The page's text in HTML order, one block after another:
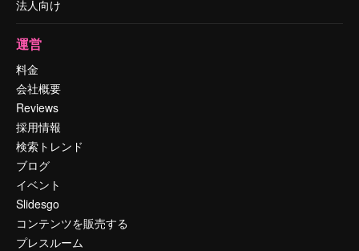
法人向け
運営
料金
会社概要
Reviews
採用情報
検索トレンド
ブログ
イベント
Slidesgo
コンテンツを販売する
プレスルーム